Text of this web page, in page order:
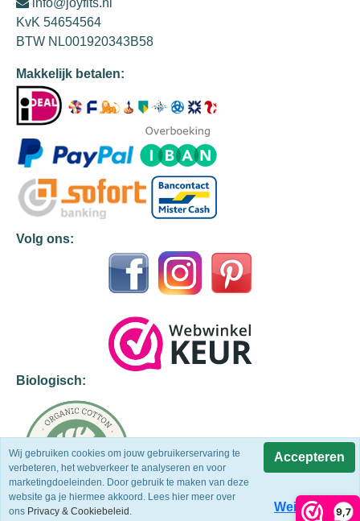
9,7
info@joyfits.nl
KvK 54654564
BTW NL001920343B58
Makkelijk betalen:
Volg ons:
Biologisch:
Wij gebruiken cookies om jouw gebruikerservaring te
verbeteren, het webverkeer te analyseren en voor
marketingdoeleinden. Door gebruik te maken van deze
website ga je hiermee akkoord. Lees hier meer over
ons Privacy & Cookiebeleid .
Accepteren
Weigeren